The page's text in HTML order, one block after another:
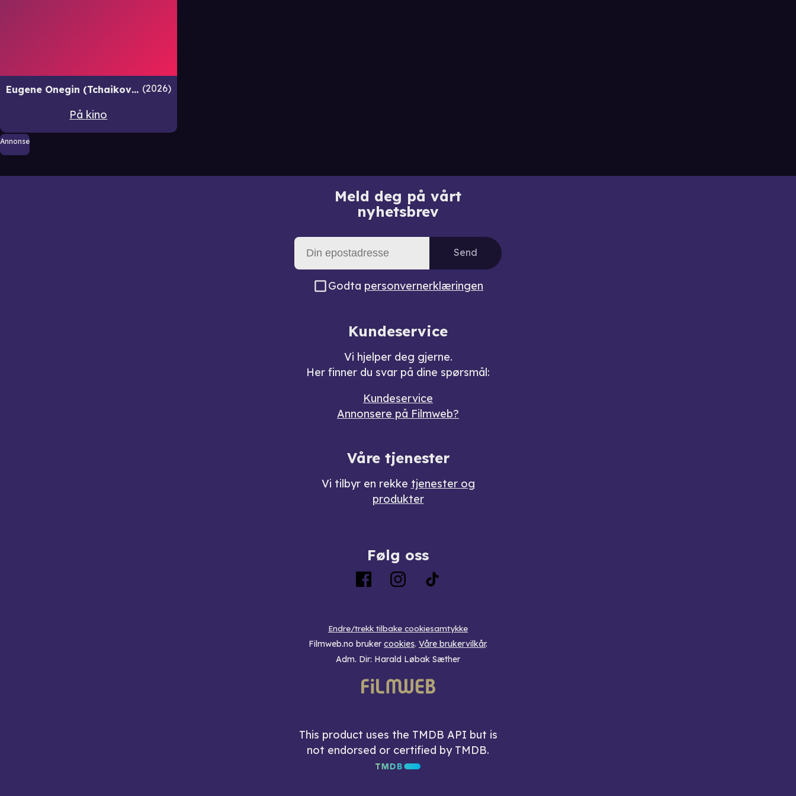
Eugene Onegin (Tchaikovsky) 2026 - Live fra The Metropolitan Opera 2026
På kino
Annonse
Meld deg på vårt
nyhetsbrev
Send
Godta personvernerklæringen
Kundeservice
Vi hjelper deg gjerne.
Her finner du svar på dine spørsmål:
Kundeservice
Annonsere på Filmweb?
Våre tjenester
Vi tilbyr en rekke tjenester og
produkter
Følg oss
Endre/trekk tilbake cookiesamtykke
Filmweb.no bruker cookies. Våre brukervilkår.
Adm. Dir: Harald Løbak Sæther
This product uses the TMDB API but is
not endorsed or certified by TMDB.